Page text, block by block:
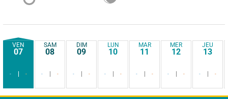
VEN
07
- -
SAM
08
- -
DIM
09
- -
LUN
10
- -
MAR
11
- -
MER
12
- -
JEU
13
- -